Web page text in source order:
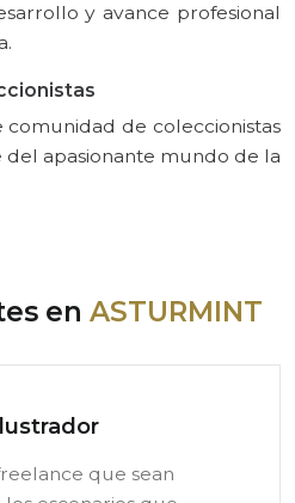
y avance profesional
comunidad de coleccionistas
del apasionante mundo de la
en ASTURMINT
que sean